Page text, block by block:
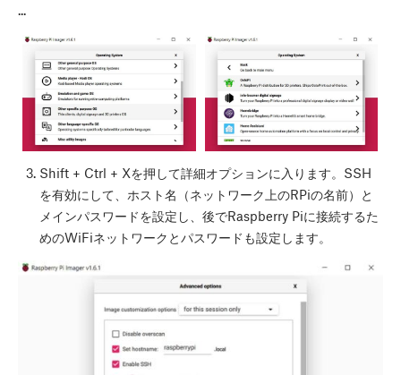
...
Shift+ Ctrl + Xを押して詳細オプションに入ります。SSH
を有効にして、ホスト名（ネットワーク上のRPiの名前）と
メインパスワードを設定し、後でRaspberry Piに接続するた
めのWiFiネットワークとパスワードも設定します。